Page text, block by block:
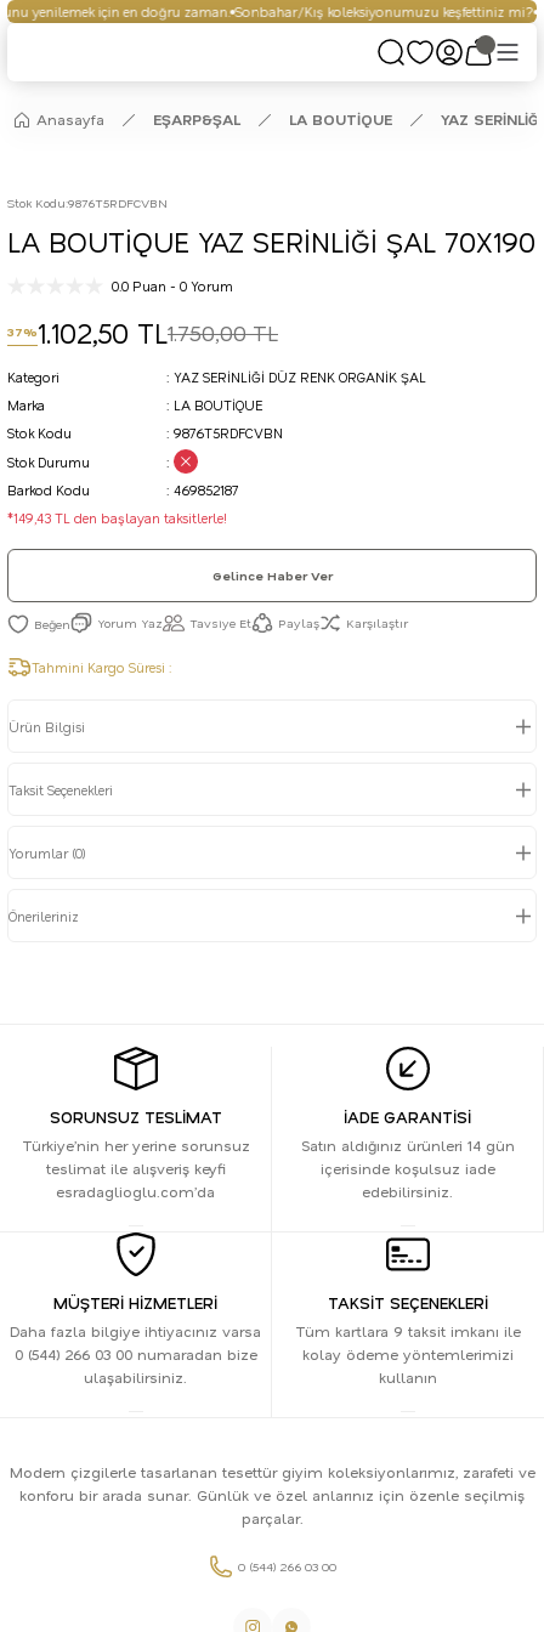
yenilemek için en doğru zaman. Sonbahar/Kış koleksiyonumuzu keşfettiniz mi?
Anasayfa EŞARP&ŞAL LA BOUTİQUE YAZ
Stok Kodu:9876T5RDFCVBN
LA BOUTİQUE YAZ SERİNLİĞİ ŞAL 70X190
0.0 Puan - 0 Yorum
37%1.102,50 TL1.750,00 TL
Kategori
YAZ SERİNLİĞİ DÜZ RENK ORGANİK ŞAL
Marka
LA BOUTİQUE
Stok Kodu
9876T5RDFCVBN
Stok Durumu
Barkod Kodu
469852187
*149,43 TL den başlayan taksitlerle!
Gelince Haber Ver
Yorum Yaz Tavsiye Et Paylaş Karşılaştır
Tahmini Kargo Süresi :
Ürün Bilgisi
Taksit Seçenekleri
Yorumlar (0)
Önerileriniz
SORUNSUZ TESLİMAT
Türkiye’nin her yerine sorunsuz
teslimat ile alışveriş keyfi
esradaglioglu.com’da
İADE GARANTİSİ
Satın aldığınız ürünleri 14 gün
içerisinde koşulsuz iade
edebilirsiniz.
MÜŞTERİ HİZMETLERİ
Daha fazla bilgiye ihtiyacınız varsa
0 (544) 266 03 00 numaradan bize
ulaşabilirsiniz.
TAKSİT SEÇENEKLERİ
Tüm kartlara 9 taksit imkanı ile
kolay ödeme yöntemlerimizi
kullanın
Modern çizgilerle tasarlanan tesettür giyim koleksiyonlarımız, zarafeti ve
konforu bir arada sunar. Günlük ve özel anlarınız için özenle seçilmiş
parçalar.
0 (544) 266 03 00